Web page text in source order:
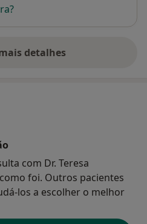
detalhes
sobre o endereço
com Dr. Teresa
foi. Outros pacientes
los a escolher o melhor